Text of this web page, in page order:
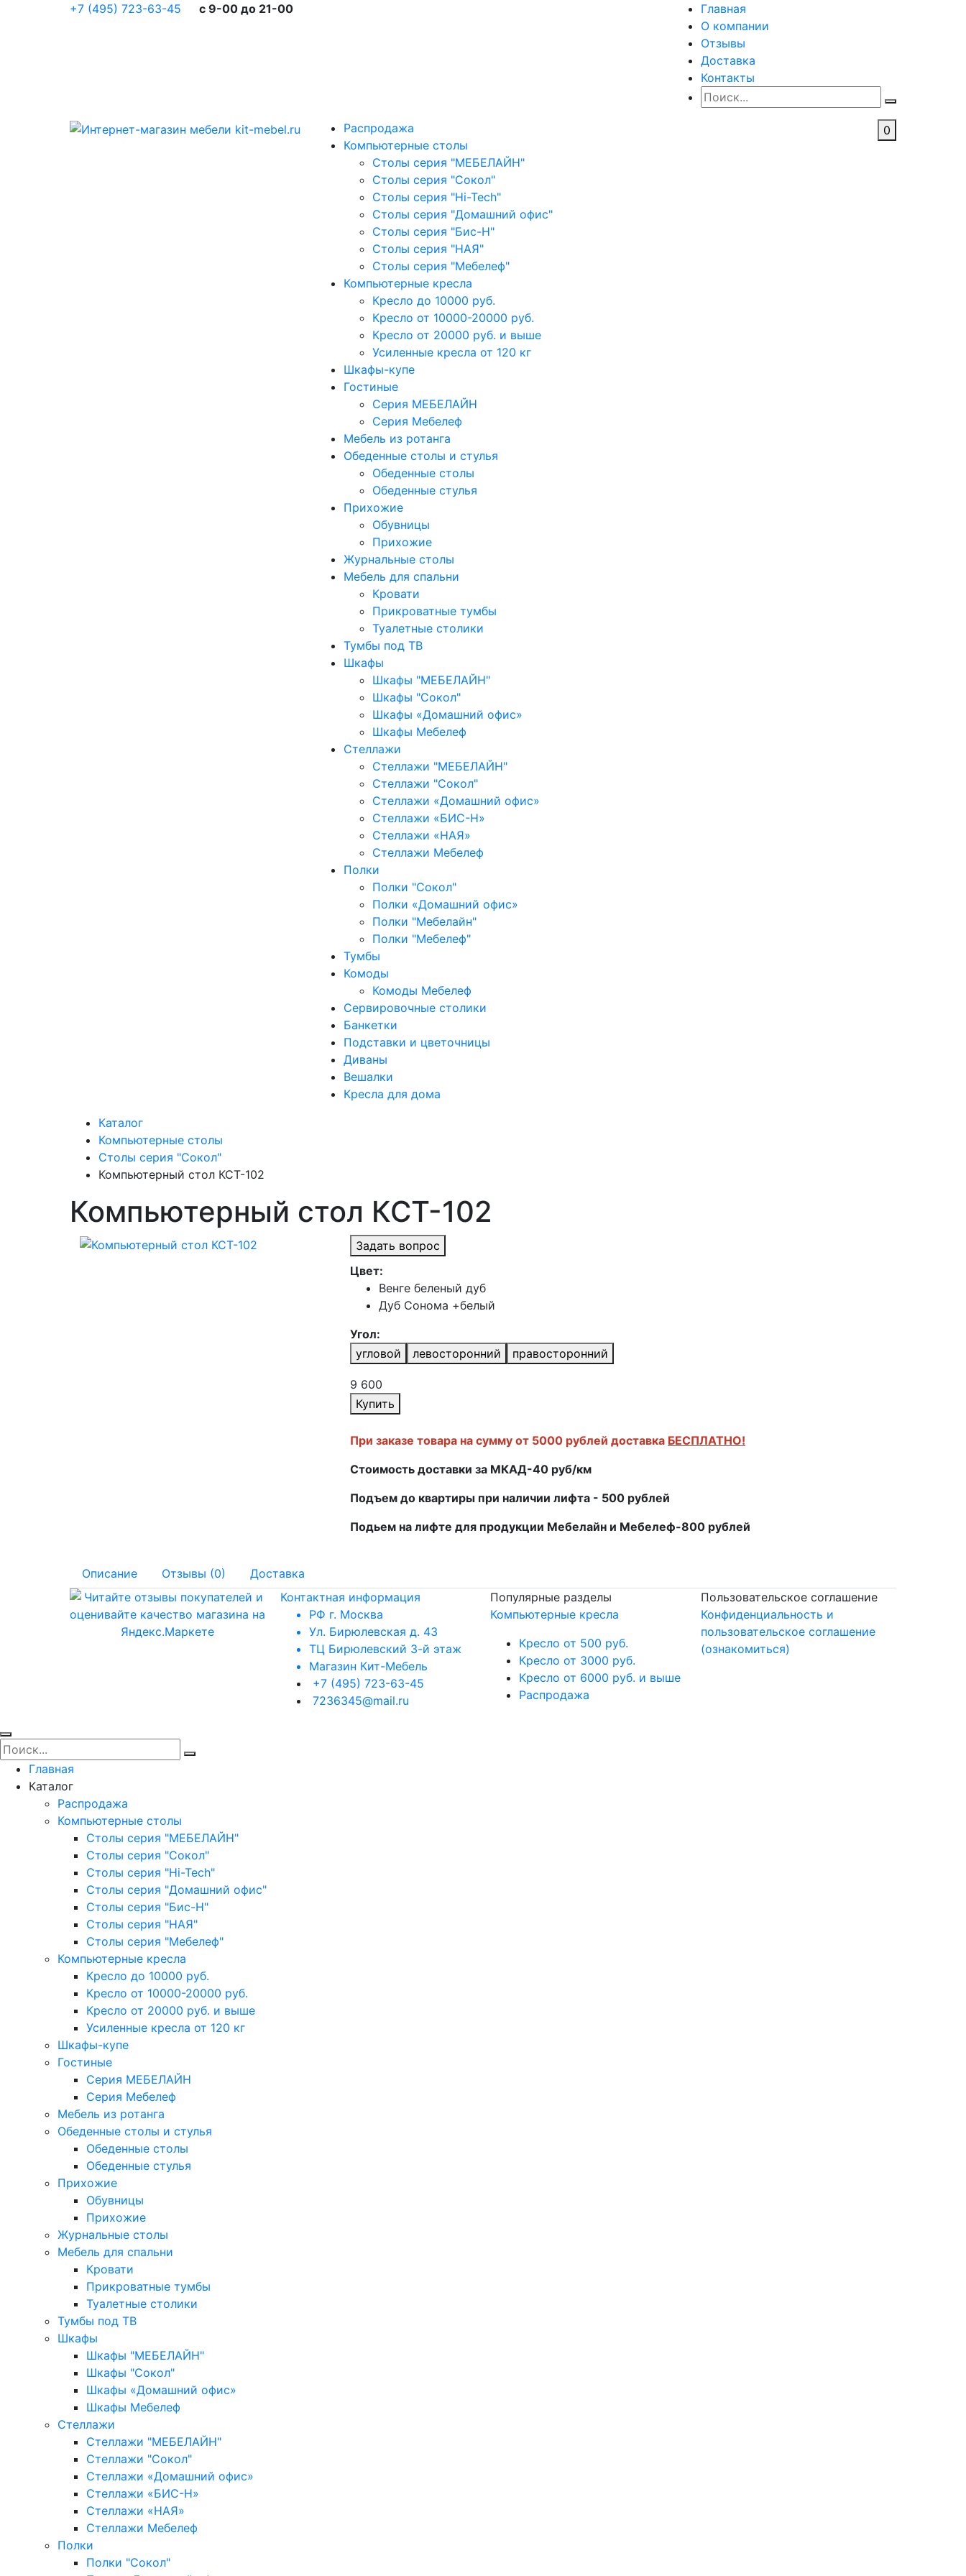
+7 (495) 723-63-45 c 9-00 до 21-00
Главная
О компании
Отзывы
Доставка
Контакты
Распродажа
Компьютерные столы
Столы серия "МЕБЕЛАЙН"
Столы серия "Сокол"
Столы серия "Hi-Tech"
Столы серия "Домашний офис"
Столы серия "Бис-Н"
Столы серия "НАЯ"
Столы серия "Мебелеф"
Компьютерные кресла
Кресло до 10000 руб.
Кресло от 10000-20000 руб.
Кресло от 20000 руб. и выше
Усиленные кресла от 120 кг
Шкафы-купе
Гостиные
Серия МЕБЕЛАЙН
Серия Мебелеф
Мебель из ротанга
Обеденные столы и стулья
Обеденные столы
Обеденные стулья
Прихожие
Обувницы
Прихожие
Журнальные столы
Мебель для спальни
Кровати
Прикроватные тумбы
Туалетные столики
Тумбы под ТВ
Шкафы
Шкафы "МЕБЕЛАЙН"
Шкафы "Сокол"
Шкафы «Домашний офис»
Шкафы Мебелеф
Стеллажи
Стеллажи "МЕБЕЛАЙН"
Стеллажи "Сокол"
Стеллажи «Домашний офис»
Стеллажи «БИС-Н»
Стеллажи «НАЯ»
Стеллажи Мебелеф
Полки
Полки "Сокол"
Полки «Домашний офис»
Полки "Мебелайн"
Полки "Мебелеф"
Тумбы
Комоды
Комоды Мебелеф
Сервировочные столики
Банкетки
Подставки и цветочницы
Диваны
Вешалки
Кресла для дома
0
Каталог
Компьютерные столы
Столы серия "Сокол"
Компьютерный стол КСТ-102
Компьютерный стол КСТ-102
Задать вопрос
Цвет:
Венге беленый дуб
Дуб Сонома +белый
Угол:
угловой
левосторонний правосторонний
9 600
Купить
При заказе товара на сумму от 5000 рублей доставка БЕСПЛАТНО!
Стоимость доставки за МКАД-40 руб/км
Подъем до квартиры при наличии лифта - 500 рублей
Подьем на лифте для продукции Мебелайн и Мебелеф-800 рублей
Описание Отзывы (0)
Доставка
Контактная информация
РФ г. Москва
Ул. Бирюлевская д. 43
ТЦ Бирюлевский 3-й этаж
Магазин Кит-Мебель
+7 (495) 723-63-45
7236345@mail.ru
Популярные разделы
Компьютерные кресла
Кресло от 500 руб.
Кресло от 3000 руб.
Кресло от 6000 руб. и выше
Распродажа
Пользовательское соглашение
Конфиденциальность и
пользовательское соглашение
(ознакомиться)
Главная
Каталог
Распродажа
Компьютерные столы
Столы серия "МЕБЕЛАЙН"
Столы серия "Сокол"
Столы серия "Hi-Tech"
Столы серия "Домашний офис"
Столы серия "Бис-Н"
Столы серия "НАЯ"
Столы серия "Мебелеф"
Компьютерные кресла
Кресло до 10000 руб.
Кресло от 10000-20000 руб.
Кресло от 20000 руб. и выше
Усиленные кресла от 120 кг
Шкафы-купе
Гостиные
Серия МЕБЕЛАЙН
Серия Мебелеф
Мебель из ротанга
Обеденные столы и стулья
Обеденные столы
Обеденные стулья
Прихожие
Обувницы
Прихожие
Журнальные столы
Мебель для спальни
Кровати
Прикроватные тумбы
Туалетные столики
Тумбы под ТВ
Шкафы
Шкафы "МЕБЕЛАЙН"
Шкафы "Сокол"
Шкафы «Домашний офис»
Шкафы Мебелеф
Стеллажи
Стеллажи "МЕБЕЛАЙН"
Стеллажи "Сокол"
Стеллажи «Домашний офис»
Стеллажи «БИС-Н»
Стеллажи «НАЯ»
Стеллажи Мебелеф
Полки
Полки "Сокол"